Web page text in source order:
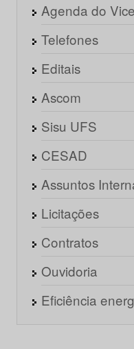
Agenda do
Telefones
Editais
Ascom
Sisu UFS
CESAD
Assuntos
Licitações
Contratos
Ouvidoria
Eficiência